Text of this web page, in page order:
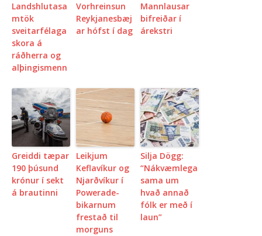
Landshlutasa
mtök
sveitarfélaga
skora á
ráðherra og
alþingismenn
Vorhreinsun
Reykjanesbæj
ar hófst í dag
Mannlausar
bifreiðar í
árekstri
Greiddi tæpar
190 þúsund
krónur í sekt
á brautinni
Leikjum
Keflavíkur og
Njarðvíkur í
Powerade-
bikarnum
frestað til
morguns
Silja Dögg:
“Nákvæmlega
sama um
hvað annað
fólk er með í
laun”